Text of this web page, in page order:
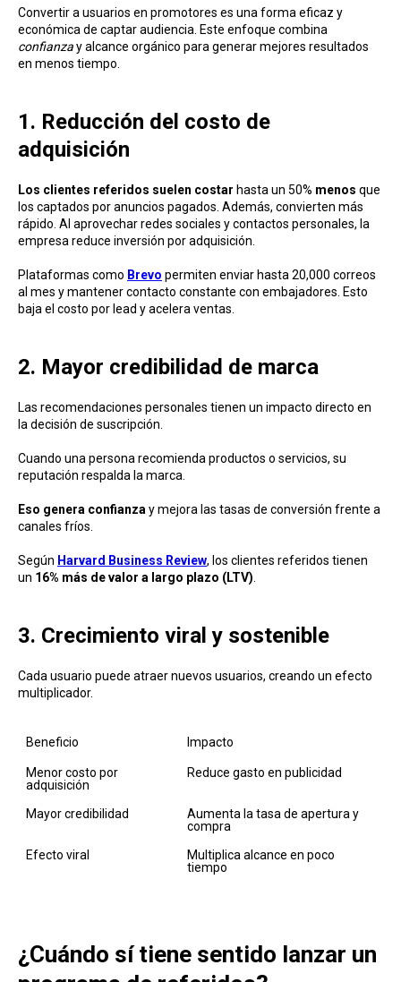
Convertir a usuarios en promotores es una forma eficaz y
económica de captar audiencia. Este enfoque combina
confianzay alcance orgánico para generar mejores resultados
en menos tiempo.
1. Reducción del costo de
adquisición
Los clientes referidos suelen costar hasta un 50% menos que
los captados por anuncios pagados. Además, convierten más
rápido. Al aprovechar redes sociales y contactos personales, la
empresa reduce inversión por adquisición.
Plataformas como Brevo permiten enviar hasta 20,000 correos
al mes y mantener contacto constante con embajadores. Esto
baja el costo por lead y acelera ventas.
2. Mayor credibilidad de marca
Las recomendaciones personales tienen un impacto directo en
la decisión de suscripción.
Cuando una persona recomienda productos o servicios, su
reputación respalda la marca.
Eso genera confianza y mejora las tasas de conversión frente a
canales fríos.
Según Harvard Business Review, los clientes referidos tienen
un 16% más de valor a largo plazo (LTV)
3. Crecimiento viral y sostenible
Cada usuario puede atraer nuevos usuarios, creando un efecto
multiplicador.
Beneficio Impacto
Menor costo por
adquisición
Reduce gasto en publicidad
Mayor credibilidad
Aumenta la tasa de apertura y
compra
Efecto viral
Multiplica alcance en poco
tiempo
¿Cuándo sí tiene sentido lanzar un